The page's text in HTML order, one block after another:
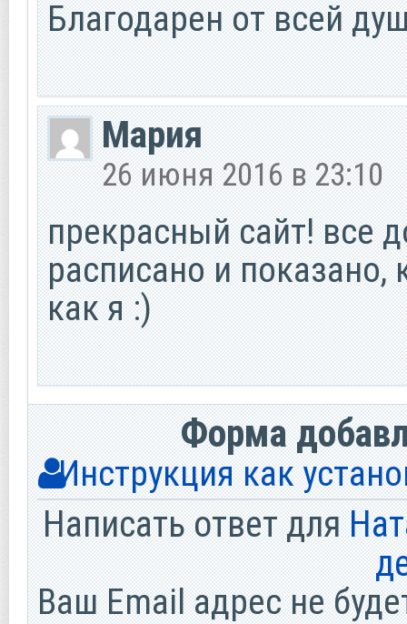
Благодарен от всей
Мария
26 июня 2016 в 23:10
прекрасный сайт! все
расписано и показано,
как я :)
Форма
Инструкция как
Написать ответ для
Ваш Email адрес не